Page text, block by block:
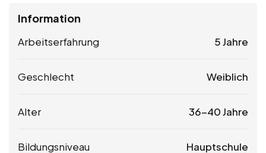
Information
Arbeitserfahrung 5 Jahre
Geschlecht Weiblich
Alter 36-40 Jahre
Bildungsniveau Hauptschule